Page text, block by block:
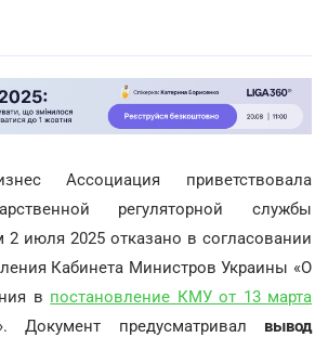
Ассоциация приветствовала
регуляторной службы
июля 2025 отказано в согласовании
Кабинета Министров Украины «О
в постановление КМУ от 13 марта
Документ предусматривал вывод